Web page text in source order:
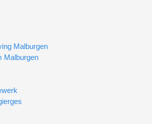
Malburgen
Malburgen